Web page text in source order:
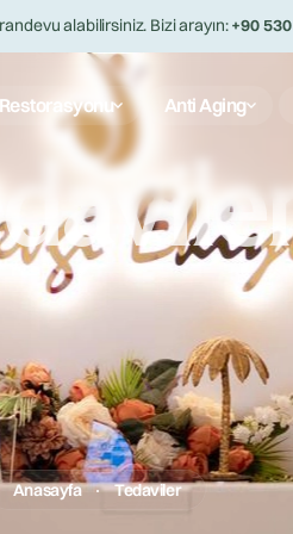
alabilirsiniz. Bizi arayın:+90
Anti Aging
Anasayfa Tedaviler